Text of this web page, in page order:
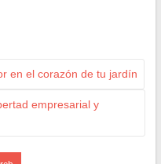
en el corazón de tu jardín
empresarial y